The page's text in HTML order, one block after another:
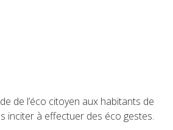
de l’éco citoyen aux habitants de
inciter à effectuer des éco gestes.